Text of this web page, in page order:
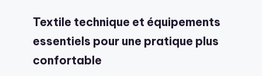
Textile technique et équipements
essentiels pour une pratique plus
confortable